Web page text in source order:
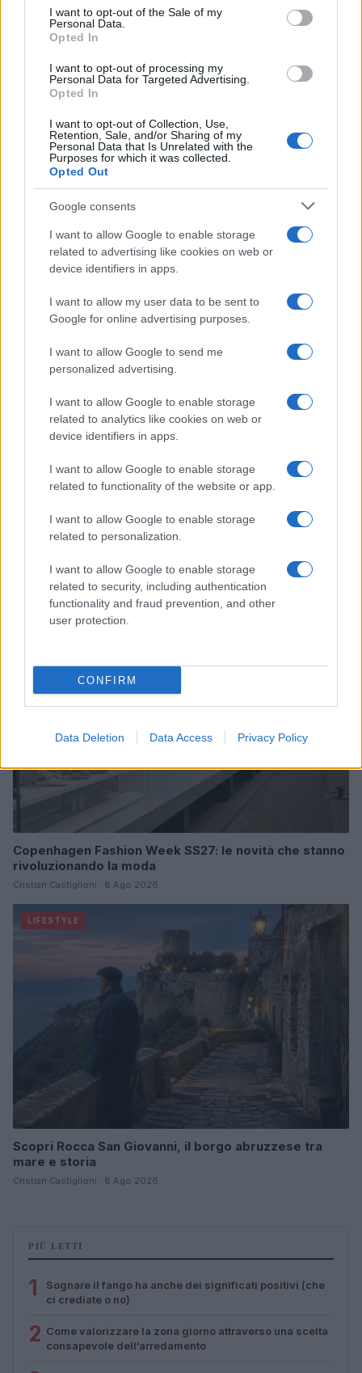
consent section.
I want to opt-out of the Sale of my
Personal Data.
Opted In
I want to opt-out of processing my
Personal Data for Targeted Advertising.
Opted In
I want to opt-out of Collection, Use,
Retention, Sale, and/or Sharing of my
Personal Data that Is Unrelated with the
Purposes for which it was collected.
Opted Out
Google consents
I want to allow Google to enable storage
related to advertising like cookies on web or
device identifiers in apps.
I want to allow my user data to be sent to
Google for online advertising purposes.
I want to allow Google to send me
personalized advertising.
I want to allow Google to enable storage
related to analytics like cookies on web or
device identifiers in apps.
I want to allow Google to enable storage
related to functionality of the website or app.
I want to allow Google to enable storage
related to personalization.
I want to allow Google to enable storage
related to security, including authentication
functionality and fraud prevention, and other
user protection.
CONFIRM
Data Deletion Data Access Privacy Policy
spiagge paradisiache
Matteo Pellegrino · 8 Ago 2026
LIFESTYLE
Copenhagen Fashion Week SS27: le novità che stanno
rivoluzionando la moda
Cristian Castiglioni · 8 Ago 2026
LIFESTYLE
Scopri Rocca San Giovanni, il borgo abruzzese tra
mare e storia
Cristian Castiglioni · 8 Ago 2026
PIÙ LETTI
1
Sognare il fango ha anche dei significati positivi (che
ci crediate o no)
2 Come valorizzare la zona giorno attraverso una scelta
consapevole dell’arredamento